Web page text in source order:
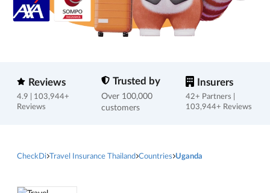
Reviews
4.9 | 103,944+
Reviews
Trusted by
Over 100,000
customers
Insurers
42+ Partners |
103,944+ Reviews
CheckDi Travel Insurance Thailand Countries Uganda